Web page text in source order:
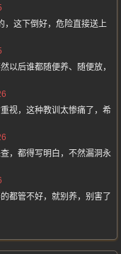
，这下倒好，危险直接送上
以后谁都随便养、随便放，
视，这种教训太惨痛了，希
，都得写明白，不然漏洞永
都管不好，就别养，别害了